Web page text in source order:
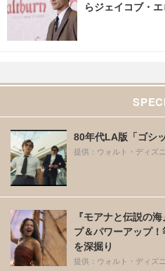
らジェイコブ・
80年代LA版「ゴシ
提供：ウォルト・ディズ
『モアナと伝説の
プ＆パワーアップ
を深掘り
提供：ウォルト・ディズ